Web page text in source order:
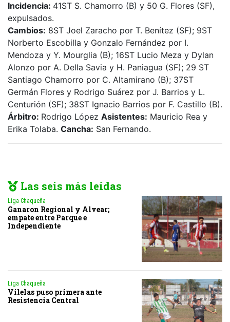
Incidencia: 41ST S. Chamorro (B) y 50 G. Flores (SF),
expulsados.
Cambios: 8ST Joel Zaracho por T. Benítez (SF); 9ST
Norberto Escobilla y Gonzalo Fernández por I.
Mendoza y Y. Mourglia (B); 16ST Lucio Meza y Dylan
Alonzo por A. Della Savia y H. Paniagua (SF); 29 ST
Santiago Chamorro por C. Altamirano (B); 37ST
Germán Flores y Rodrigo Suárez por J. Barrios y L.
Centurión (SF); 38ST Ignacio Barrios por F. Castillo (B).
Árbitro: Rodrigo López Asistentes: Mauricio Rea y
Erika Tolaba. Cancha: San Fernando.
Las seis más leídas
Liga Chaqueña
Ganaron Regional y Alvear;
empate entre Parque e
Independiente
Liga Chaqueña
Vilelas puso primera ante
Resistencia Central